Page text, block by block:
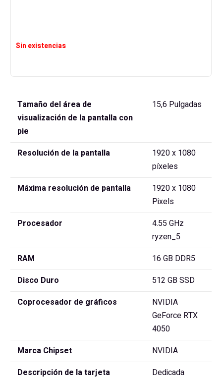
Sin existencias
Tamaño del área de
visualización de la pantalla con
pie
‎15,6 Pulgadas
Resolución de la pantalla
‎1920 x 1080
píxeles
Máxima resolución de pantalla
‎1920 x 1080
Pixels
Procesador
‎4.55 GHz
ryzen_5
RAM
‎16 GB DDR5
Disco Duro
‎512 GB SSD
Coprocesador de gráficos
‎NVIDIA
GeForce RTX
4050
Marca Chipset
‎NVIDIA
Descripción de la tarjeta
‎Dedicada